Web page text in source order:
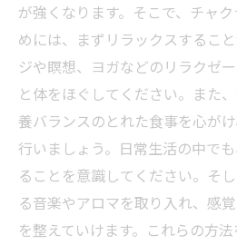
が強くなります。そこで、チャ
めには、まずリラックスするこ
ジや瞑想、ヨガなどのリラクゼ
と体をほぐしてください。また
養バランスのとれた食事を心が
行いましょう。日常生活の中で
ることを意識してください。そ
る音楽やアロマを取り入れ、感
を整えていけます。これらの方法